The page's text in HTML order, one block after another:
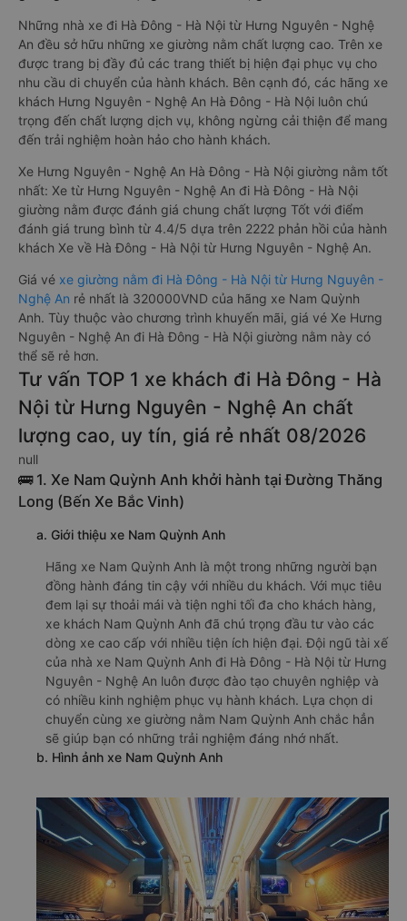
Những nhà xe đi Hà Đông - Hà Nội từ Hưng Nguyên - Nghệ
An đều sở hữu những xe giường nằm chất lượng cao. Trên xe
được trang bị đầy đủ các trang thiết bị hiện đại phục vụ cho
nhu cầu di chuyển của hành khách. Bên cạnh đó, các hãng xe
khách Hưng Nguyên - Nghệ An Hà Đông - Hà Nội luôn chú
trọng đến chất lượng dịch vụ, không ngừng cải thiện để mang
đến trải nghiệm hoàn hảo cho hành khách.
Xe Hưng Nguyên - Nghệ An Hà Đông - Hà Nội giường nằm tốt
nhất: Xe từ Hưng Nguyên - Nghệ An đi Hà Đông - Hà Nội
giường nằm được đánh giá chung chất lượng Tốt với điểm
đánh giá trung bình từ 4.4/5 dựa trên 2222 phản hồi của hành
khách Xe về Hà Đông - Hà Nội từ Hưng Nguyên - Nghệ An.
Giá vé xe giường nằm đi Hà Đông - Hà Nội từ Hưng Nguyên -
Nghệ An rẻ nhất là 320000VND của hãng xe Nam Quỳnh
Anh. Tùy thuộc vào chương trình khuyến mãi, giá vé Xe Hưng
Nguyên - Nghệ An đi Hà Đông - Hà Nội giường nằm này có
thể sẽ rẻ hơn.
Tư vấn TOP 1 xe khách đi Hà Đông - Hà
Nội từ Hưng Nguyên - Nghệ An chất
lượng cao, uy tín, giá rẻ nhất 08/2026
null
🚌 1. Xe Nam Quỳnh Anh khởi hành tại Đường Thăng
Long (Bến Xe Bắc Vinh)
a. Giới thiệu xe Nam Quỳnh Anh
Hãng xe Nam Quỳnh Anh là một trong những người bạn
đồng hành đáng tin cậy với nhiều du khách. Với mục tiêu
đem lại sự thoải mái và tiện nghi tối đa cho khách hàng,
xe khách Nam Quỳnh Anh đã chú trọng đầu tư vào các
dòng xe cao cấp với nhiều tiện ích hiện đại. Đội ngũ tài xế
của nhà xe Nam Quỳnh Anh đi Hà Đông - Hà Nội từ Hưng
Nguyên - Nghệ An luôn được đào tạo chuyên nghiệp và
có nhiều kinh nghiệm phục vụ hành khách. Lựa chọn di
chuyển cùng xe giường nằm Nam Quỳnh Anh chắc hẳn
sẽ giúp bạn có những trải nghiệm đáng nhớ nhất.
b. Hình ảnh xe Nam Quỳnh Anh